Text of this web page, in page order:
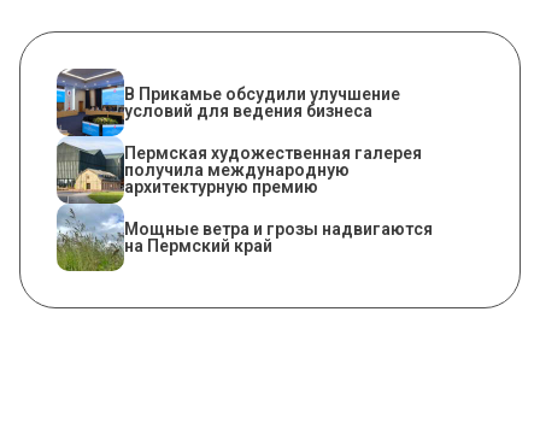
В Прикамье обсудили улучшение
условий для ведения бизнеса
Пермская художественная галерея
получила международную
архитектурную премию
Мощные ветра и грозы надвигаются
на Пермский край